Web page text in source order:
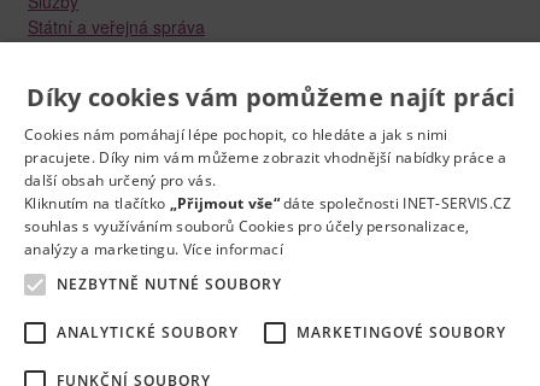
Státní a veřejná správa
Technika a elektrotechnika
Tvůrčí práce a design
Výroba
Vzdělávání a školství
Zdravotnictví
Zemědělství, lesnictví a vodní hospodářství
Díky cookies vám pomůžeme najít práci
Cookies nám pomáhají lépe pochopit, co hledáte a jak s nimi
pracujete. Díky nim vám můžeme zobrazit vhodnější nabídky práce a
další obsah určený pro vás.
Kliknutím na tlačítko „Přijmout vše“dáte společnosti INET-SERVIS.CZ
souhlas s využíváním souborů Cookies pro účely personalizace,
analýzy a marketingu. Více informací
NEZBYTNĚ NUTNÉ SOUBORY
ANALYTICKÉ SOUBORY MARKETINGOVÉ SOUBORY
FUNKČNÍ SOUBORY